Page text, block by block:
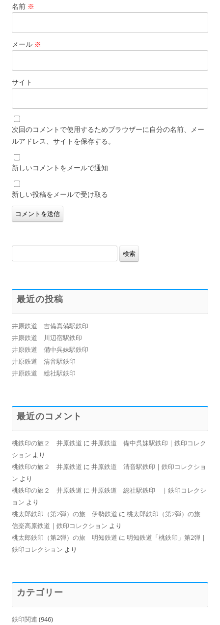
名前 ※
メール ※
サイト
次回のコメントで使用するためブラウザーに自分の名前、メー
ルアドレス、サイトを保存する。
新しいコメントをメールで通知
新しい投稿をメールで受け取る
索:
最近の投稿
井原鉄道 吉備真備駅鉄印
井原鉄道 川辺宿駅鉄印
井原鉄道 備中呉妹駅鉄印
井原鉄道 清音駅鉄印
井原鉄道 総社駅鉄印
最近のコメント
桃鉄印の旅２ 井原鉄道 に 井原鉄道 備中呉妹駅鉄印 | 鉄印コレク
ション より
桃鉄印の旅２ 井原鉄道 に 井原鉄道 清音駅鉄印 | 鉄印コレクショ
ン より
桃鉄印の旅２ 井原鉄道 に 井原鉄道 総社駅鉄印 | 鉄印コレクシ
ョン より
桃太郎鉄印（第2弾）の旅 伊勢鉄道 に 桃太郎鉄印（第2弾）の旅
信楽高原鉄道 | 鉄印コレクション より
桃太郎鉄印（第2弾）の旅 明知鉄道 に 明知鉄道「桃鉄印」第2弾 |
鉄印コレクション より
カテゴリー
鉄印関連 (946)